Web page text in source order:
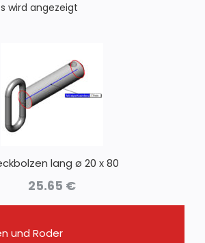
wird angezeigt
lang ø 20 x 80
25.65 €
und Roder